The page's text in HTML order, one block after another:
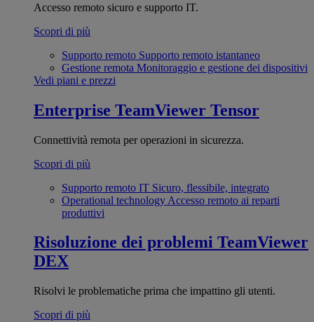
Accesso remoto sicuro e supporto IT.
Scopri di più
Supporto remoto Supporto remoto istantaneo
Gestione remota Monitoraggio e gestione dei dispositivi
Vedi piani e prezzi
Enterprise TeamViewer Tensor
Connettività remota per operazioni in sicurezza.
Scopri di più
Supporto remoto IT Sicuro, flessibile, integrato
Operational technology Accesso remoto ai reparti
produttivi
Risoluzione dei problemi TeamViewer
DEX
Risolvi le problematiche prima che impattino gli utenti.
Scopri di più